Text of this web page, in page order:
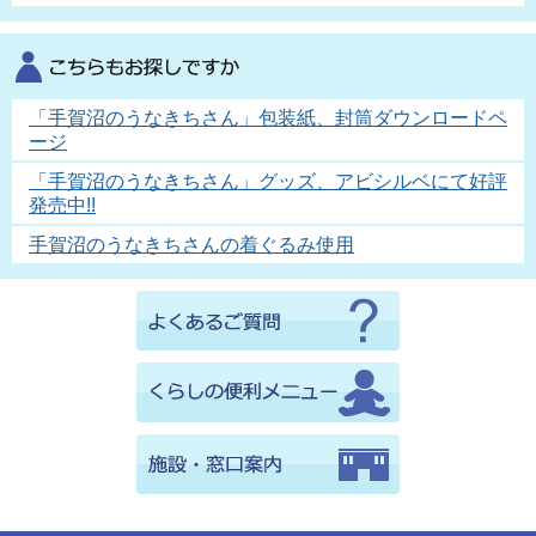
「手賀沼のうなきちさん」包装紙、封筒ダウンロードペ
ージ
「手賀沼のうなきちさん」グッズ、アビシルベにて好評
発売中!!
手賀沼のうなきちさんの着ぐるみ使用